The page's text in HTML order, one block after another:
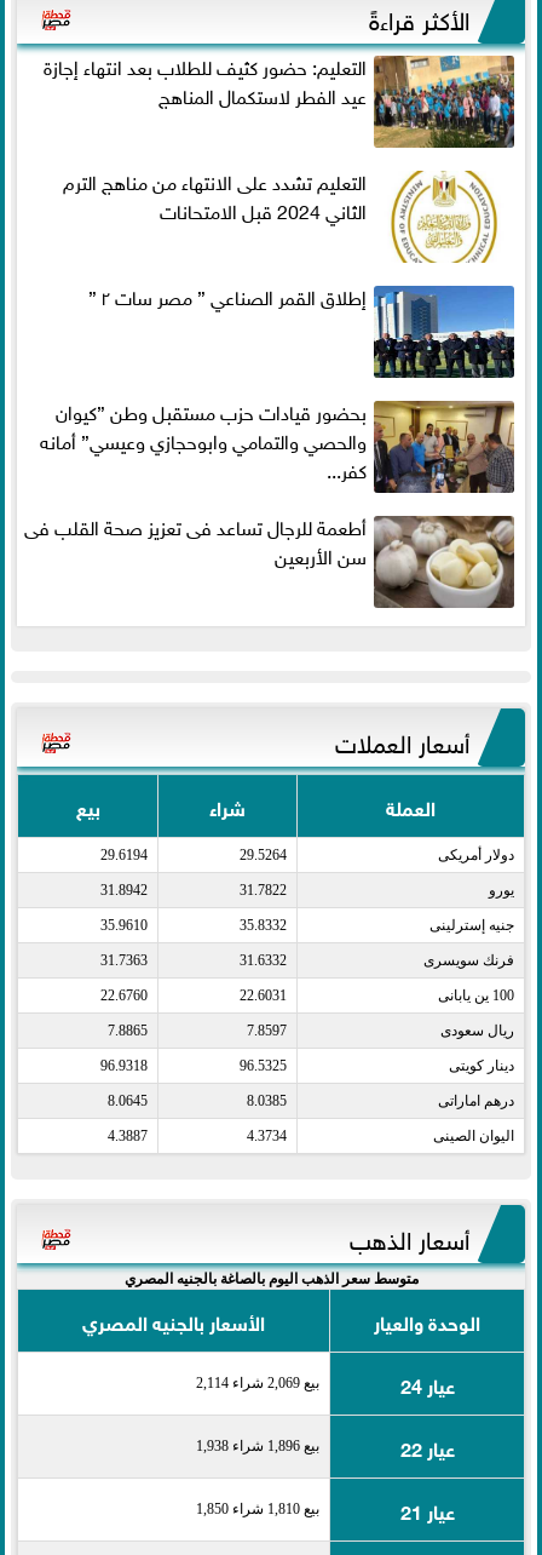
الأكثر قراءةً
التعليم: حضور كثيف للطلاب بعد انتهاء إجازة
عيد الفطر لاستكمال المناهج
التعليم تشدد على الانتهاء من مناهج الترم
الثاني 2024 قبل الامتحانات
إطلاق القمر الصناعي ” مصر سات ٢ ”
بحضور قيادات حزب مستقبل وطن ”كيوان
والحصي والتمامي وابوحجازي وعيسي” أمانه
كفر...
أطعمة للرجال تساعد فى تعزيز صحة القلب فى
سن الأربعين
أسعار العملات
العملة شراء بيع
دولار أمريكى​ 29.5264
29.6194
يورو​ 31.7822
31.8942
جنيه إسترلينى​ 35.8332
35.9610
فرنك سويسرى​ 31.6332
31.7363
100 ين يابانى​ 22.6031
22.6760
ريال سعودى​ 7.8597
7.8865
دينار كويتى​ 96.5325
96.9318
درهم اماراتى​ 8.0385
8.0645
اليوان الصينى​ 4.3734
4.3887
أسعار الذهب
متوسط سعر الذهب اليوم بالصاغة بالجنيه المصري
الوحدة والعيار
الأسعار بالجنيه المصري
عيار 24
بيع 2,069 شراء 2,114
عيار 22 بيع 1,896 شراء 1,938
عيار 21 بيع 1,810 شراء 1,850